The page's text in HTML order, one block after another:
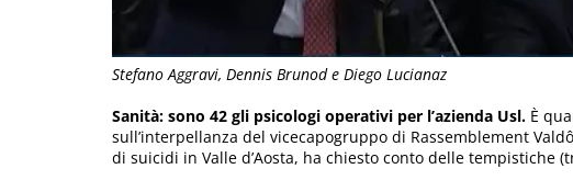
Stefano Aggravi, Dennis Brunod e Diego Lucianaz
Sanità: sono 42 gli psicologi operativi per l’azienda Usl. È
sull’interpellanza del vicecapogruppo di Rassemblement
di suicidi in Valle d’Aosta, ha chiesto conto delle tempistiche